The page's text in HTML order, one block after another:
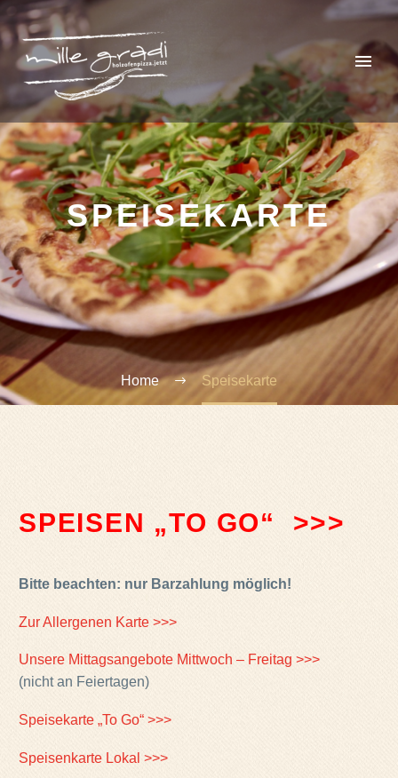
SPEISEKARTE
Home Speisekarte
SPEISEN „TO GO“ >>>
Bitte beachten: nur Barzahlung möglich!
Zur Allergenen Karte >>>
Unsere Mittagsangebote Mittwoch – Freitag >>>
(nicht an Feiertagen)
Speisekarte „To Go“ >>>
Speisenkarte Lokal >>>